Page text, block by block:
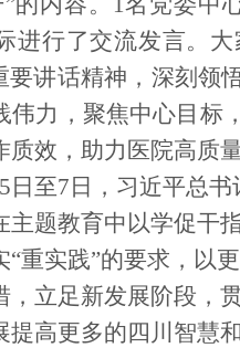
进行了交流发言。
讲话精神， 深刻领
力， 聚焦中心目标，
效，助力医院高质量
日至7日，习近平总
主题教育中以学促干
“重实践”的要求，以
，立足新发展阶段，
提高更多的四川智慧